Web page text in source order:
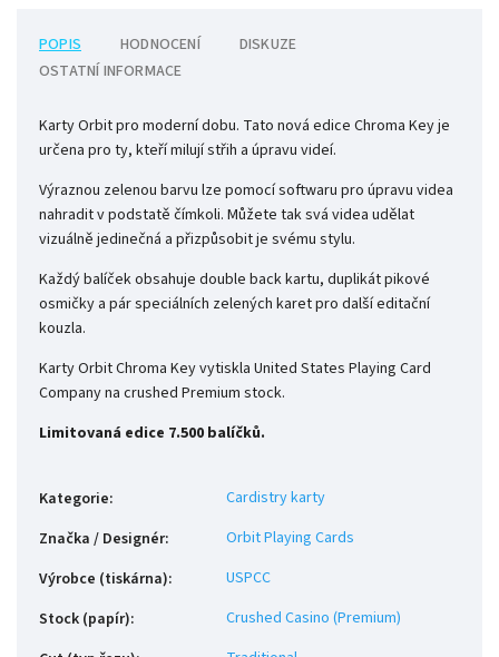
POPIS HODNOCENÍ
DISKUZE
OSTATNÍ INFORMACE
Karty Orbit pro moderní dobu. Tato nová edice Chroma Key je
určena pro ty, kteří milují střih a úpravu videí.
Výraznou zelenou barvu lze pomocí softwaru pro úpravu videa
nahradit v podstatě čímkoli. Můžete tak svá videa udělat
vizuálně jedinečná a přizpůsobit je svému stylu.
Každý balíček obsahuje double back kartu, duplikát pikové
osmičky a pár speciálních zelených karet pro další editační
kouzla.
Karty Orbit Chroma Key vytiskla United States Playing Card
Company na crushed Premium stock.
Limitovaná edice 7.500 balíčků.
Kategorie:
Cardistry karty
Značka / Designér:
Orbit Playing Cards
Výrobce (tiskárna):
USPCC
Stock (papír):
Crushed Casino (Premium)